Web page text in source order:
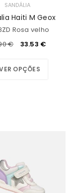
SANDÁLIA
Haiti M Geox
Rosa velho
€ 33.53 €
OPÇÕES